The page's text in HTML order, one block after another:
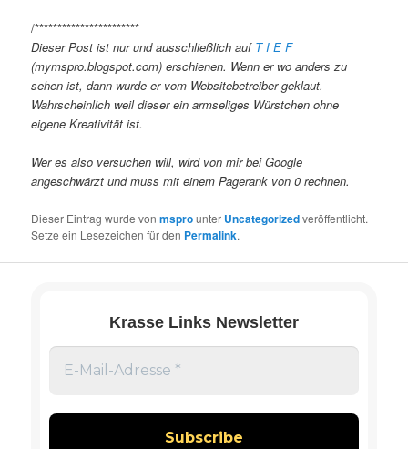
/***********************
Dieser Post ist nur und ausschließlich auf T I E F
(mymspro.blogspot.com) erschienen. Wenn er wo anders zu
sehen ist, dann wurde er vom Websitebetreiber geklaut.
Wahrscheinlich weil dieser ein armseliges Würstchen ohne
eigene Kreativität ist.
Wer es also versuchen will, wird von mir bei Google
angeschwärzt und muss mit einem Pagerank von 0 rechnen.
Dieser Eintrag wurde vonmsprounter Uncategorizedveröffentlicht.
Setze ein Lesezeichen für den Permalink.
Krasse Links Newsletter